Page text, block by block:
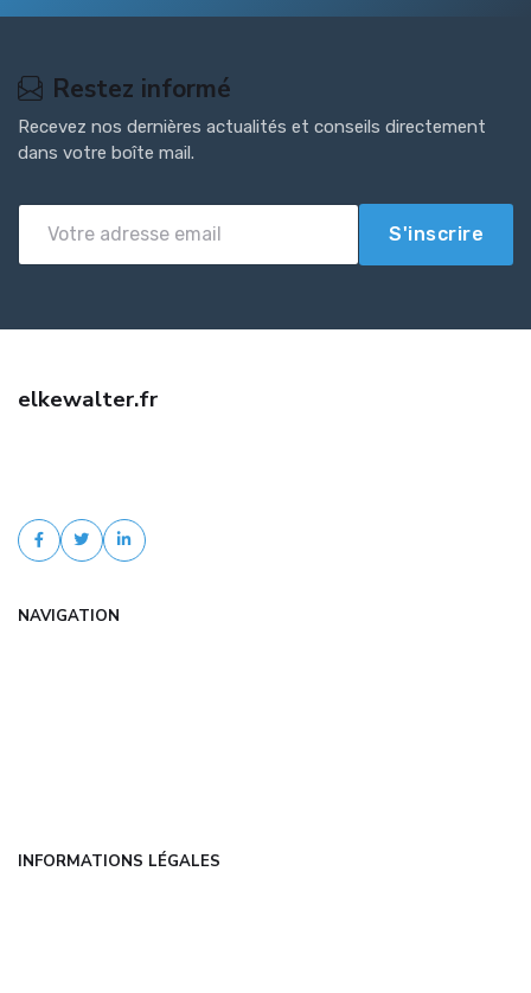
Restez informé
Recevez nos dernières actualités et conseils directement
dans votre boîte mail.
S'inscrire
elkewalter.fr
NAVIGATION
INFORMATIONS LÉGALES